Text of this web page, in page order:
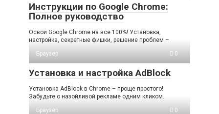
Инструкции по Google Chrome:
Полное руководство
Освой Google Chrome на все 100%! Установка,
настройка, секретные фишки, решение проблем –
Браузер
0
Установка и настройка AdBlock
Установка AdBlock в Chrome – проще простого!
Забудьте о назойливой рекламе одним кликом.
Браузер
0